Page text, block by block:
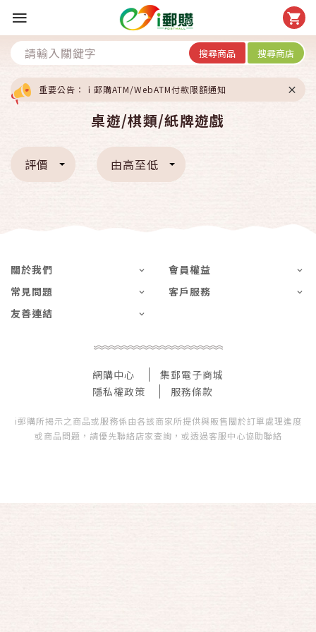
搜尋商品 搜尋商店
重要公告：ｉ郵購ATM/WebATM付款限額通知
桌遊/棋類/紙牌遊戲
評價 由高至低
關於我們
會員權益
常見問題
客戶服務
友善連結
網購中心
集郵電子商城
隱私權政策
服務條款
i郵購所揭示之商品或服務係由各該商家所提供與販售關於訂單處理進度
或商品問題，請優先聯絡店家查詢，或透過客服中心協助聯絡